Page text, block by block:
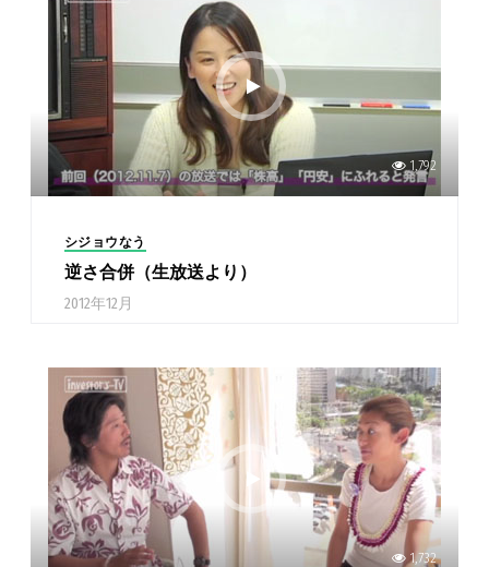
1,792
シジョウなう
逆さ合併（生放送より）
2012年12月
1,732